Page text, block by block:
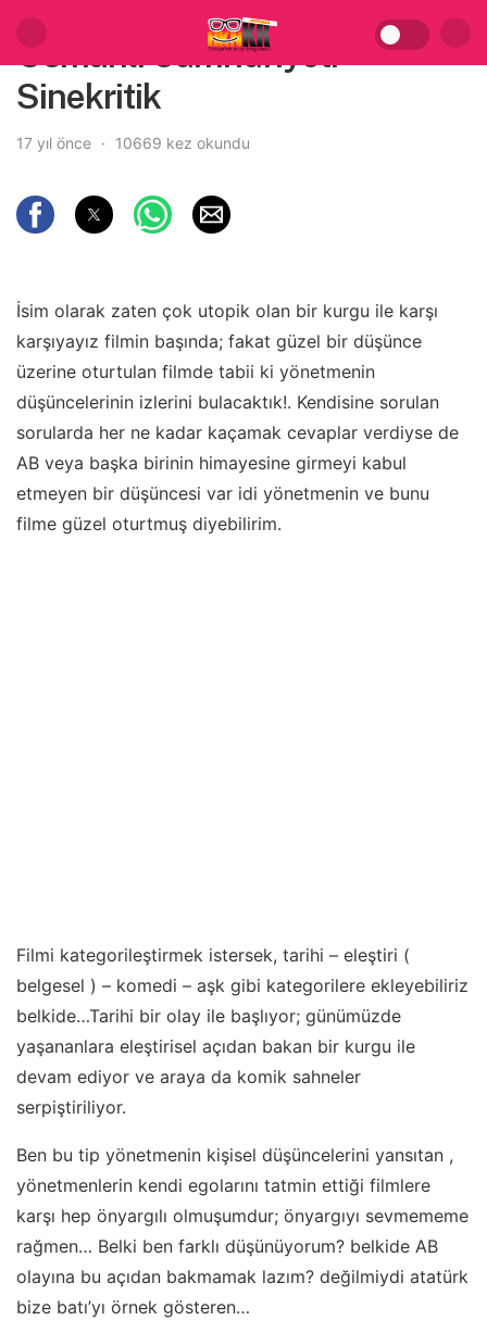
Osmanlı Cumhuriyeti –
Sinekritik
17 yıl önce 10669 kez okundu
İsim olarak zaten çok utopik olan bir kurgu ile karşı
karşıyayız filmin başında; fakat güzel bir düşünce
üzerine oturtulan filmde tabii ki yönetmenin
düşüncelerinin izlerini bulacaktık!. Kendisine sorulan
sorularda her ne kadar kaçamak cevaplar verdiyse de
AB veya başka birinin himayesine girmeyi kabul
etmeyen bir düşüncesi var idi yönetmenin ve bunu
filme güzel oturtmuş diyebilirim.
Filmi kategorileştirmek istersek, tarihi – eleştiri (
belgesel ) – komedi – aşk gibi kategorilere ekleyebiliriz
belkide…Tarihi bir olay ile başlıyor; günümüzde
yaşananlara eleştirisel açıdan bakan bir kurgu ile
devam ediyor ve araya da komik sahneler
serpiştiriliyor.
Ben bu tip yönetmenin kişisel düşüncelerini yansıtan ,
yönetmenlerin kendi egolarını tatmin ettiği filmlere
karşı hep önyargılı olmuşumdur; önyargıyı sevmememe
rağmen… Belki ben farklı düşünüyorum? belkide AB
olayına bu açıdan bakmamak lazım? değilmiydi atatürk
bize batı’yı örnek gösteren…